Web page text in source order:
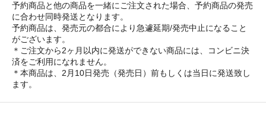
予約商品と他の商品を一緒にご注文された場合、予約商品の発売
に合わせ同時発送となります。
予約商品は、発売元の都合により急遽延期/発売中止になること
がございます。
＊ご注文から2ヶ月以内に発送ができない商品には、コンビニ決
済をご利用になれません。
＊本商品は、2月10日発売（発売日）前もしくは当日に発送致し
ます。